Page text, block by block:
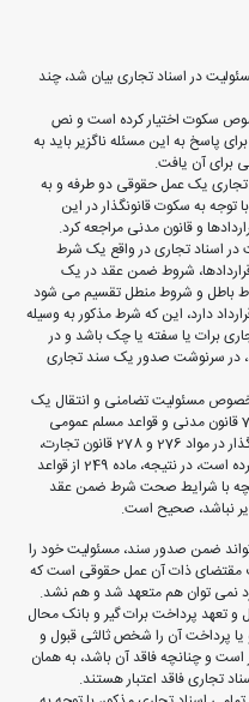
در اسناد تجاری بیان شد، چند
سکوت اختیار کرده است و نص
پاسخ به این مسئله ناگزیر باید به
برای آن یافت.
تجاری یک عمل حقوقی دو طرفه و به
توجه به سکوت قانونگذار در این
و قانون مدنی مراجعه کرد.
در اسناد تجاری در واقع یک شرط
شروط ضمن عقد در یک
باطل و شروط منطل تقسیم می شود
دارد، این که شرط مذکور به وسیله
برات یا سفته یا چک باشد و در
در سرنوشت صدور یک سند تجاری
تجارت در خصوص مسئولیت تضامنی و انتقال یک
سند تجاری، برخلاف مواد 698 و 730 قانون مدنی و قواعد مسلم عمومی
قراردادها است و از طرف دیگر، قانونگذار در مواد 276 و 278 قانون تجارت،
توافق طرفیت را بر خلاف آن جایز شمرده است، در نتیجه، ماده 249 از قواعد
با شرایط صحت شرط ضمن عقد
نباشد، صحیح است.
ضمن صدور سند، مسئولیت خود را
مقتضای ذات آن عمل حقوقی است که
نمی توان هم متعهد شد و هم نشد.
و تعهد پرداخت برات گیر و بانک محال
پرداخت آن را شخص ثالثی قبول و
و چنانچه فاقد آن باشد، به همان
تجاری فاقد اعتبار هستند.